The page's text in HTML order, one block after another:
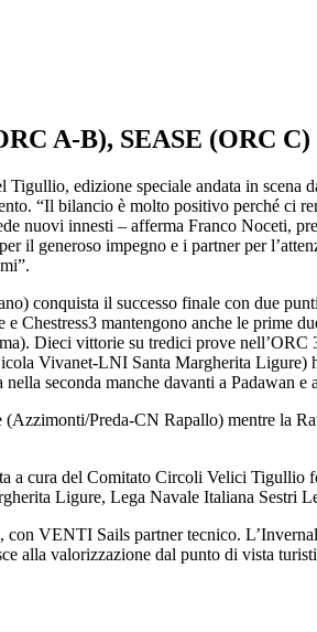
A-B), SEASE (ORC
edizione speciale andata in
“Il bilancio è molto positivo perché ci
nuovi innesti – afferma Franco Noceti,
il generoso impegno e i partner per
conquista il successo finale con due
mantengono anche le prime
Dieci vittorie su tredici prove
Vivanet-LNI Santa Margherita
seconda manche davanti a Padawan
Preda-CN Rapallo) mentre la
a cura del Comitato Circoli Velici
Ligure, Lega Navale Italiana Sestri
con VENTI Sails partner tecnico.
alla valorizzazione dal punto di vista